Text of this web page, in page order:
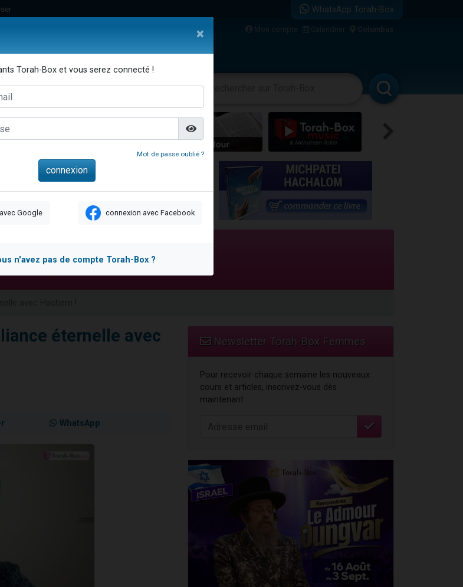
un don pour 5 jours de vacances aux Orphelins
une bénédiction
Box Music
un don pour Sauvez la jambe de Yohan
en groupe sur Zoom
sur WhatsApp
sur WhatsApp
sur WhatsApp
Box Music
un don pour Tsédaka : pauvres d'Israel
grandeur n°104 : Le Chabbath et le Birkat Hamazone à travers le temps
une bénédiction
en groupe sur Zoom
un don pour 5 enfants déjà orphelins risquent de perdre leur maman
WhatsApp Torah-Box
Mon compte Calendrier Columbus
Etude sur Texte Musique Paracha Divertissements
éternelle avec
WhatsApp
Newsletter Torah-Box Femmes
Pour recevoir chaque semaine les nouveaux
cours et articles, inscrivez-vous dès
maintenant :
×
Torah-Box et vous serez connecté !
Mot de passe oublié ?
Google connexion avec Facebook
n'avez pas de compte Torah-Box ?